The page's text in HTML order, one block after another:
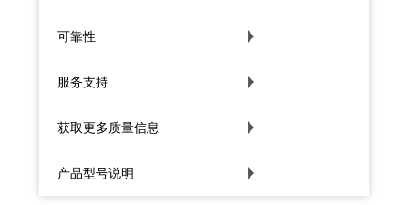
可靠性
服务支持
获取更多质量信息
产品型号说明